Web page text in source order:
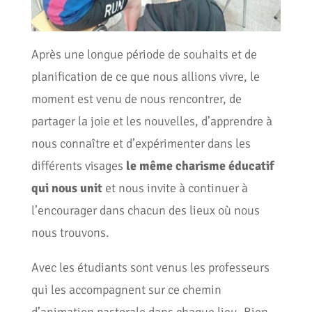
Après une longue période de souhaits et de
planification de ce que nous allions vivre, le
moment est venu de nous rencontrer, de
partager la joie et les nouvelles, d’apprendre à
nous connaître et d’expérimenter dans les
différents visages le même charisme éducatif
qui nous unitet nous invite à continuer à
l’encourager dans chacun des lieux où nous
nous trouvons.
Avec les étudiants sont venus les professeurs
qui les accompagnent sur ce chemin